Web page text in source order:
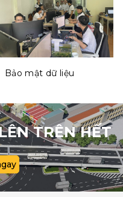
Bảo mật dữ liệu
TRÊN HẾT